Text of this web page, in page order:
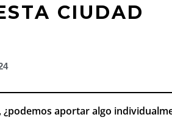
CIUDAD
aportar algo